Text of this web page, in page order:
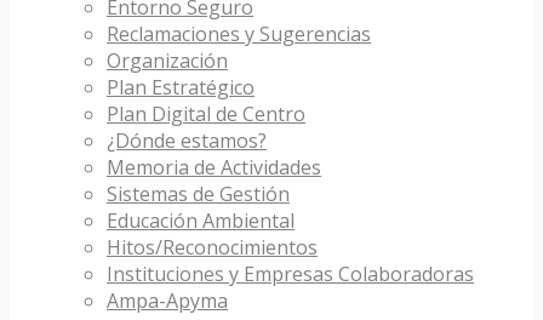
Entorno Seguro
Reclamaciones y Sugerencias
Organización
Plan Estratégico
Plan Digital de Centro
¿Dónde estamos?
Memoria de Actividades
Sistemas de Gestión
Educación Ambiental
Hitos/Reconocimientos
Instituciones y Empresas Colaboradoras
Ampa-Apyma